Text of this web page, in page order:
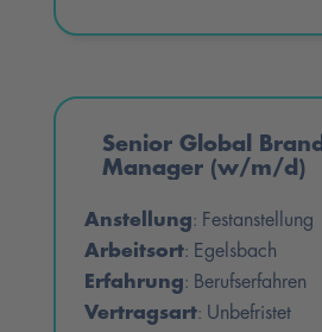
Senior Global Brand
Manager (w/m/d)
Anstellung: Festanstellung
Arbeitsort: Egelsbach
Erfahrung: Berufserfahren
Vertragsart: Unbefristet